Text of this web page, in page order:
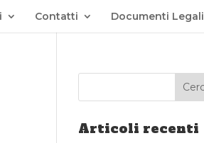
Contatti Documenti Legali
Articoli recenti